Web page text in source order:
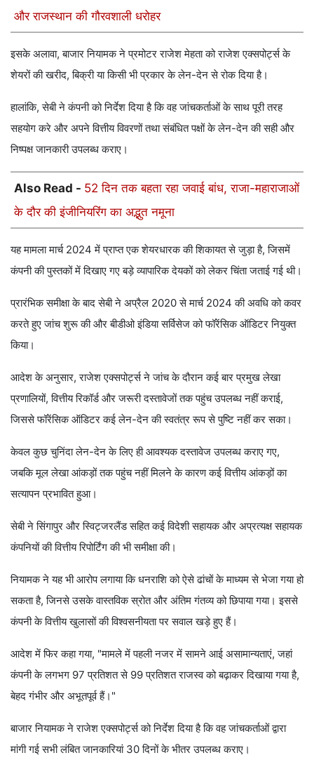
और राजस्थान की गौरवशाली धरोहर
इसके अलावा, बाजार नियामक ने प्रमोटर राजेश मेहता को राजेश एक्सपोर्ट्स के
शेयरों की खरीद, बिक्री या किसी भी प्रकार के लेन-देन से रोक दिया है।
हालांकि, सेबी ने कंपनी को निर्देश दिया है कि वह जांचकर्ताओं के साथ पूरी तरह
सहयोग करे और अपने वित्तीय विवरणों तथा संबंधित पक्षों के लेन-देन की सही और
निष्पक्ष जानकारी उपलब्ध कराए।
Also Read - 52 दिन तक बहता रहा जवाई बांध, राजा-महाराजाओं
के दौर की इंजीनियरिंग का अद्भुत नमूना
यह मामला मार्च 2024 में प्राप्त एक शेयरधारक की शिकायत से जुड़ा है, जिसमें
कंपनी की पुस्तकों में दिखाए गए बड़े व्यापारिक देयकों को लेकर चिंता जताई गई थी।
प्रारंभिक समीक्षा के बाद सेबी ने अप्रैल 2020 से मार्च 2024 की अवधि को कवर
करते हुए जांच शुरू की और बीडीओ इंडिया सर्विसेज को फॉरेंसिक ऑडिटर नियुक्त
किया।
आदेश के अनुसार, राजेश एक्सपोर्ट्स ने जांच के दौरान कई बार प्रमुख लेखा
प्रणालियों, वित्तीय रिकॉर्ड और जरूरी दस्तावेजों तक पहुंच उपलब्ध नहीं कराई,
जिससे फॉरेंसिक ऑडिटर कई लेन-देन की स्वतंत्र रूप से पुष्टि नहीं कर सका।
केवल कुछ चुनिंदा लेन-देन के लिए ही आवश्यक दस्तावेज उपलब्ध कराए गए,
जबकि मूल लेखा आंकड़ों तक पहुंच नहीं मिलने के कारण कई वित्तीय आंकड़ों का
सत्यापन प्रभावित हुआ।
सेबी ने सिंगापुर और स्विट्जरलैंड सहित कई विदेशी सहायक और अप्रत्यक्ष सहायक
कंपनियों की वित्तीय रिपोर्टिंग की भी समीक्षा की।
नियामक ने यह भी आरोप लगाया कि धनराशि को ऐसे ढांचों के माध्यम से भेजा गया हो
सकता है, जिनसे उसके वास्तविक स्रोत और अंतिम गंतव्य को छिपाया गया। इससे
कंपनी के वित्तीय खुलासों की विश्वसनीयता पर सवाल खड़े हुए हैं।
आदेश में फिर कहा गया, "मामले में पहली नजर में सामने आई असामान्यताएं, जहां
कंपनी के लगभग 97 प्रतिशत से 99 प्रतिशत राजस्व को बढ़ाकर दिखाया गया है,
बेहद गंभीर और अभूतपूर्व हैं।"
बाजार नियामक ने राजेश एक्सपोर्ट्स को निर्देश दिया है कि वह जांचकर्ताओं द्वारा
मांगी गई सभी लंबित जानकारियां 30 दिनों के भीतर उपलब्ध कराए।